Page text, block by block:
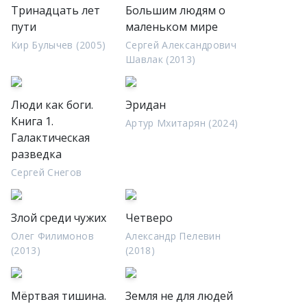
Тринадцать лет
пути
Кир Булычев (2005)
Большим людям о
маленьком мире
Сергей Александрович
Шавлак (2013)
Люди как боги.
Книга 1.
Галактическая
разведка
Сергей Снегов
Эридан
Артур Мхитарян (2024)
Злой среди чужих
Олег Филимонов
(2013)
Четверо
Александр Пелевин
(2018)
Мёртвая тишина.
Земля не для людей